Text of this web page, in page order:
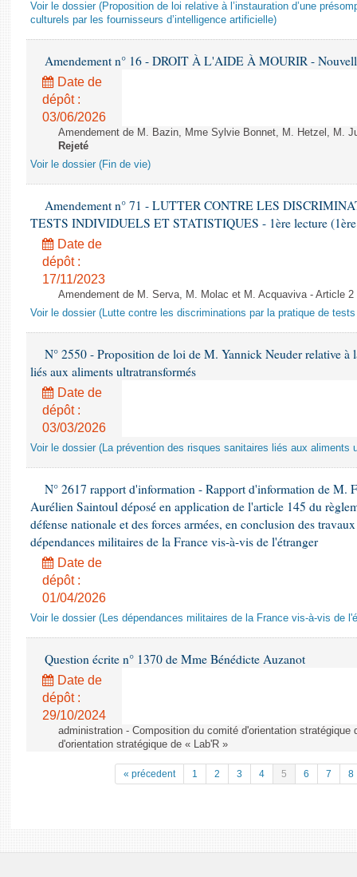
Voir le dossier (Proposition de loi relative à l’instauration d’une
culturels par les fournisseurs d’intelligence artificielle)
Amendement n° 16 - DROIT À L'AIDE À MOURIR -
Date de
dépôt :
03/06/2026
Amendement de M. Bazin, Mme Sylvie Bonnet, M. Hetzel, M.
Rejeté
Voir le dossier (Fin de vie)
Amendement n° 71 - LUTTER CONTRE LES
TESTS INDIVIDUELS ET STATISTIQUES - 1ère lecture (1ère
Date de
dépôt :
17/11/2023
Amendement de M. Serva, M. Molac et M. Acquaviva - Article
Voir le dossier (Lutte contre les discriminations par la pratique de
N° 2550 - Proposition de loi de M. Yannick Neuder relative à
liés aux aliments ultratransformés
Date de
dépôt :
03/03/2026
Voir le dossier (La prévention des risques sanitaires liés aux aliments
N° 2617 rapport d'information - Rapport d'information de M.
Aurélien Saintoul déposé en application de l'article 145 du
défense nationale et des forces armées, en conclusion des
dépendances militaires de la France vis-à-vis de l'étranger
Date de
dépôt :
01/04/2026
Voir le dossier (Les dépendances militaires de la France vis-à-vis de
Question écrite n° 1370 de Mme Bénédicte Auzanot
Date de
dépôt :
29/10/2024
administration - Composition du comité d'orientation stratégique
d'orientation stratégique de « Lab'R »
« précedent 1 2 3 4 5 6 7 8